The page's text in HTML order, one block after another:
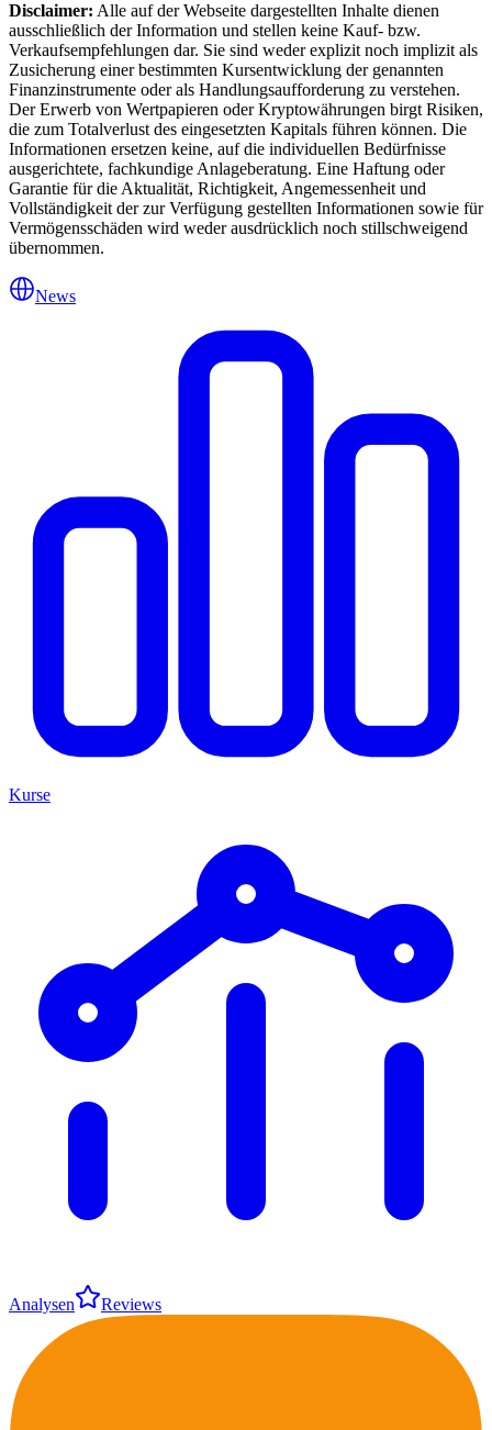
Disclaimer: Alle auf der Webseite dargestellten Inhalte dienen
ausschließlich der Information und stellen keine Kauf- bzw.
Verkaufsempfehlungen dar. Sie sind weder explizit noch implizit als
Zusicherung einer bestimmten Kursentwicklung der genannten
Finanzinstrumente oder als Handlungsaufforderung zu verstehen.
Der Erwerb von Wertpapieren oder Kryptowährungen birgt Risiken,
die zum Totalverlust des eingesetzten Kapitals führen können. Die
Informationen ersetzen keine, auf die individuellen Bedürfnisse
ausgerichtete, fachkundige Anlageberatung. Eine Haftung oder
Garantie für die Aktualität, Richtigkeit, Angemessenheit und
Vollständigkeit der zur Verfügung gestellten Informationen sowie für
Vermögensschäden wird weder ausdrücklich noch stillschweigend
übernommen.
News
Kurse
Analysen Reviews